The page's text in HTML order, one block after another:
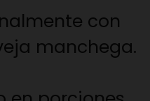
con
manchega.